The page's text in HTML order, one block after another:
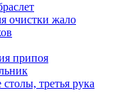
очистки жало
припоя
третья рука